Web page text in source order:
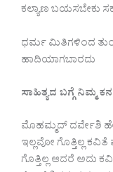
ಕಲ್ಯಾಣ ಬಯಸಬೇಕು
ಧರ್ಮ ಮಿತಿಗಳಿಂದ
ಹಾದಿಯಾಗಬಾರದು
ಸಾಹಿತ್ಯದ ಬಗ್ಗೆ ನಿಮ್ಮ
ಮೊಹಮ್ಮದ್ ದರ್ವೇಶಿ
ಇಲ್ಲವೋ ಗೊತ್ತಿಲ್ಲ
ಗೊತ್ತಿಲ್ಲ ಆದರೆ ಅದು